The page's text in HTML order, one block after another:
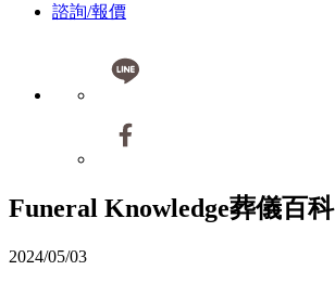
諮詢/報價
Funeral Knowledge葬儀百科
2024/05/03